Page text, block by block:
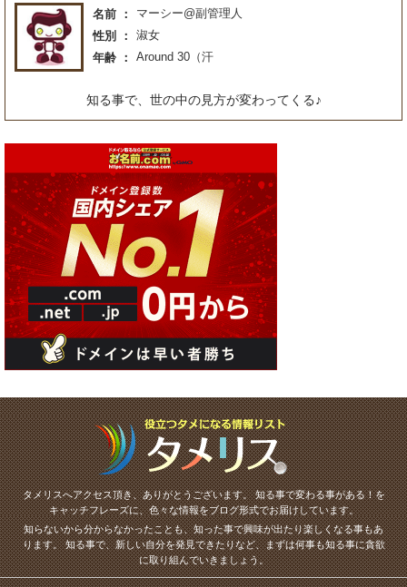
名前
マーシー@副管理人
性別
淑女
年齢
Around 30（汗
知る事で、世の中の見方が変わってくる♪
タメリスへアクセス頂き、ありがとうございます。知る事で変わる事がある！を
キャッチフレーズに、色々な情報をブログ形式でお届けしています。
知らないから分からなかったことも、知った事で興味が出たり楽しくなる事もあ
ります。知る事で、新しい自分を発見できたりなど、まずは何事も知る事に貪欲
に取り組んでいきましょう。